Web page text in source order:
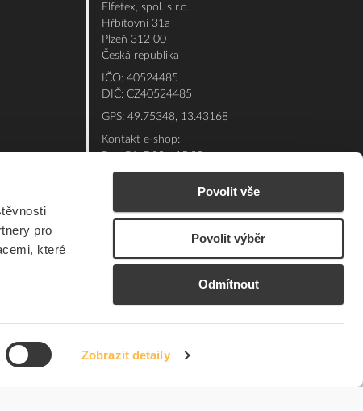
pro
které
Zobrazit detaily
Povolit vše
Povolit výběr
Odmítnout
Elfetex, spol. s r.o.
Hřbitovní 31a
Plzeň 312 00
Česká republika
IČO: 40524485
DIČ: CZ40524485
GPS: 49.75348, 13.43168
Kontakt e-shop:
Po - Pá: 7:00 - 15:30
E-mail:eshop@elfetex.cz